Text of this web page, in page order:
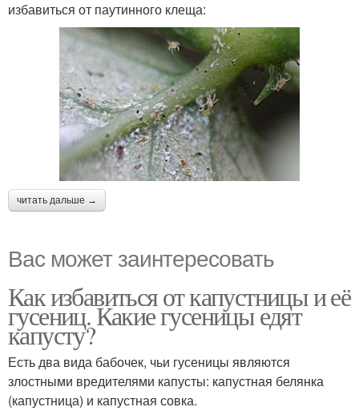
избавиться от паутинного клеща:
читать дальше →
Вас может заинтересовать
Как избавиться от капустницы и её
гусениц. Какие гусеницы едят
капусту?
Есть два вида бабочек, чьи гусеницы являются
злостными вредителями капусты: капустная белянка
(капустница) и капустная совка.